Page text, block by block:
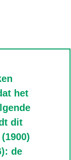
het
dit
de